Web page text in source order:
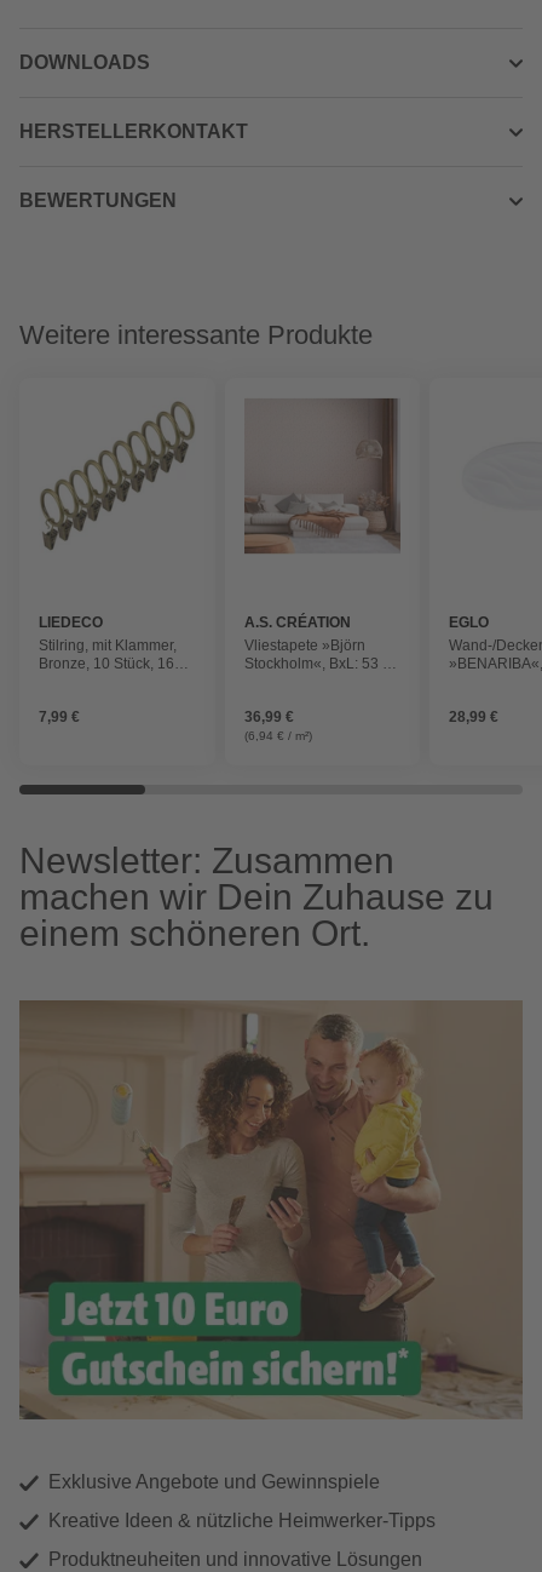
DOWNLOADS
HERSTELLERKONTAKT
BEWERTUNGEN
Weitere interessante Produkte
LIEDECO
Stilring, mit Klammer,
Bronze, 10 Stück, 16
7,99 €
A.S. CRÉATION
Vliestapete »Björn
Stockholm«, BxL: 53 x
36,99 €
(6,94 € / m²)
EGLO
Wand-/
28,99 €
Newsletter: Zusammen
machen wir Dein Zuhause zu
einem schöneren Ort.
Exklusive Angebote und Gewinnspiele
Kreative Ideen & nützliche Heimwerker-Tipps
Produktneuheiten und innovative Lösungen